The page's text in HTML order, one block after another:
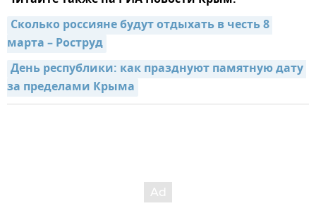
Сколько россияне будут отдыхать в честь 8
марта – Роструд
День республики: как празднуют памятную дату
за пределами Крыма